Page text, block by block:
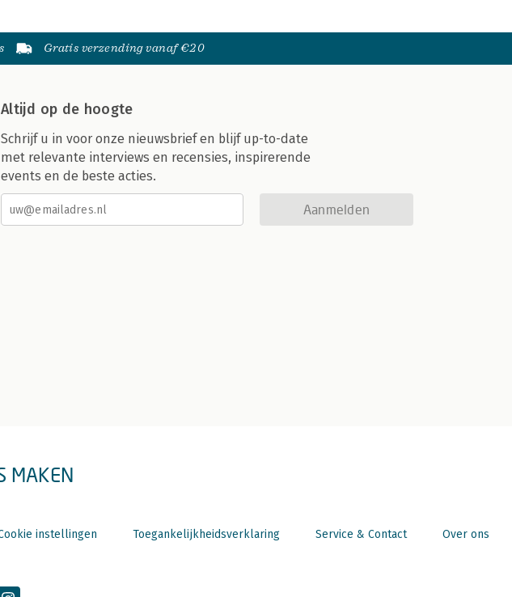
Gratis verzending vanaf €20
Altijd op de hoogte
Schrijf u in voor onze nieuwsbrief en blijf up-to-date
met relevante interviews en recensies, inspirerende
events en de beste acties.
Aanmelden
MAKEN
instellingen Toegankelijkheidsverklaring Service & Contact Over ons